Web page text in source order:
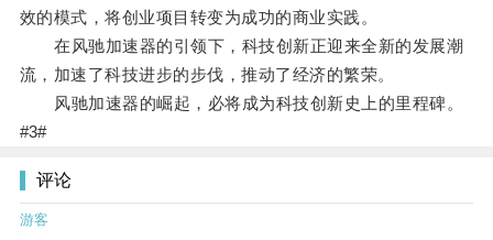
效的模式，将创业项目转变为成功的商业实践。
在风驰加速器的引领下，科技创新正迎来全新的发展潮
流，加速了科技进步的步伐，推动了经济的繁荣。
风驰加速器的崛起，必将成为科技创新史上的里程碑。
#3#
评论
游客